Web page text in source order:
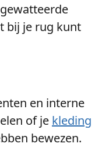
bij je rug kunt
en interne
of je kleding
bewezen.